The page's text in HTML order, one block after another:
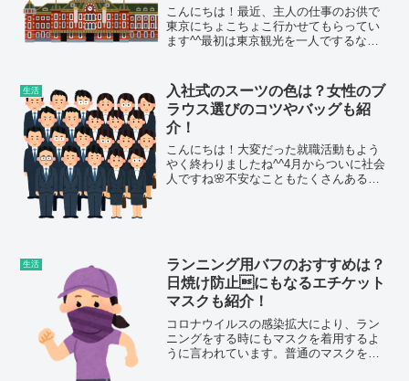
こんにちは！最近、主人の仕事のお供で
東京にちょこちょこ行かせてもらってい
ます^^最初は東京観光を一人でするなん
何度か一緒についていってるうちに、一
人での東京観光も楽...
生活
入社式のスーツの色は？女性のブ
ラウス選びのコツやバッグも紹
介！
こんにちは！大変だった就職活動もよう
やく終わりましたね^^4月からついに社会
人ですね🌸不安なこともたくさんあると
生活
ランニング用バフのおすすめは？
日焼け防止にもなるエチケット
マスクも紹介！
コロナウイルスの感染拡大により、ラン
ニングをする時にもマスクを着用するよ
うに言われています。普通のマスクをつ